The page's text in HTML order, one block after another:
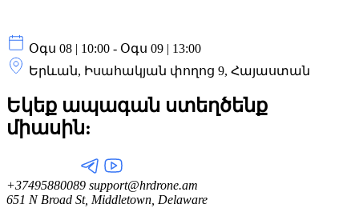
Օգս 08 | 10:00 - Օգս 09 | 13:00
Երևան, Իսահակյան փողոց 9, Հայաստան
Եկեք ապագան ստեղծենք
միասին:
+37495880089 support@hrdrone.am
651 N Broad St, Middletown, Delaware